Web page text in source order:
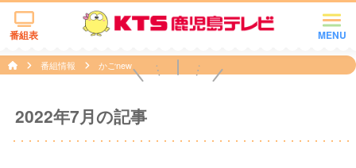
MENU
番組表
番組情報 かごnew
2022年7月の記事